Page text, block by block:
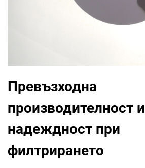
Превъзходна
производителност и
надеждност при
филтрирането